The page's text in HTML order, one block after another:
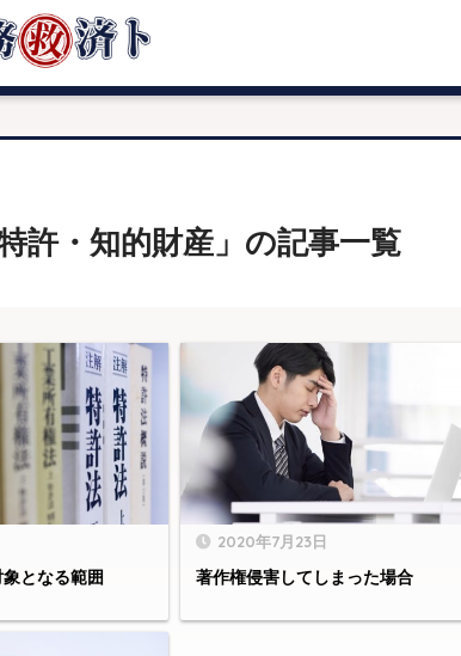
特許・知的財産」の記事一覧
となる範囲
2020年7月23日
著作権侵害してしまった場合